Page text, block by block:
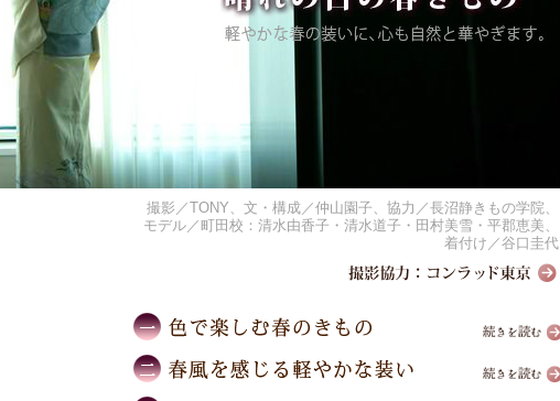
撮影／TONY、文・構成／仲山園子、協力／長沼静きもの学院、
モデル／町田校：清水由香子・清水道子・田村美雪・平郡恵美、
着付け／谷口圭代